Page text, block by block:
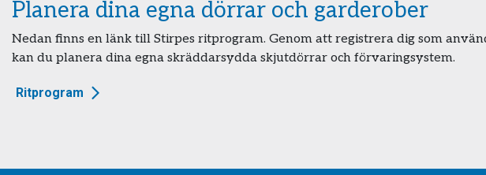
Planera dina egna dörrar och garderober
Nedan finns en länk till Stirpes ritprogram. Genom att registrera dig som
kan du planera dina egna skräddarsydda skjutdörrar och förvaringsystem.
Ritprogram